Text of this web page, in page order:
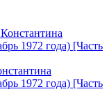
1972 года) [Часть